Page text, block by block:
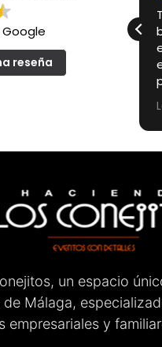
Google
reseña
un espacio
Málaga,
empresariales y